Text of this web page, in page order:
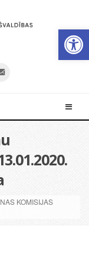
KOMISIJAS